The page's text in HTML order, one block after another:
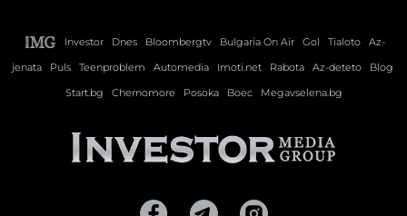
Investor Dnes Bloombergtv Bulgaria On Air Gol Tialoto
Az-
jenata
Puls Teenproblem Automedia Imoti.net Rabota Az-deteto
Blog
Start.bg
Chernomore Posoka Boec Megavselena.bg